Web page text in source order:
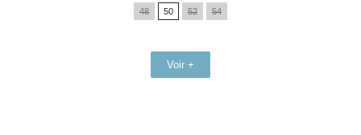
48 50 52 54
Voir +